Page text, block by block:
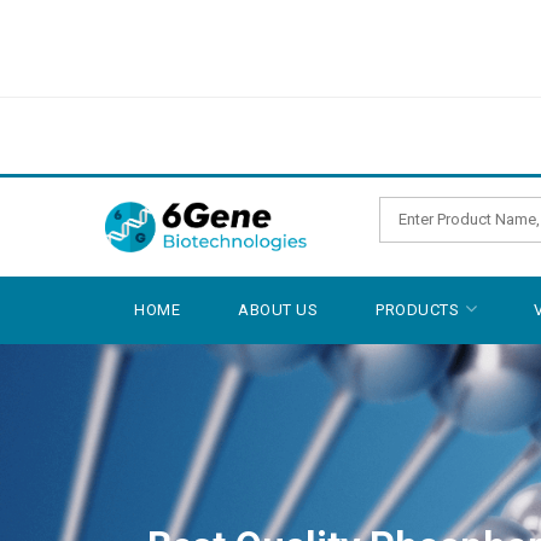
HOME ABOUT US PRODUCTS